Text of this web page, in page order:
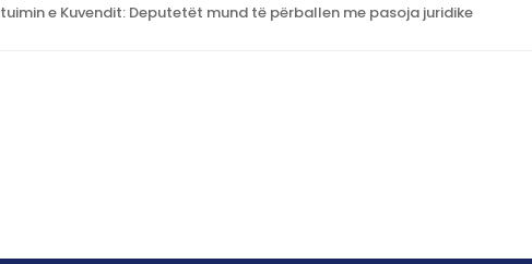
e Kuvendit: Deputetët mund të përballen me pasoja juridike